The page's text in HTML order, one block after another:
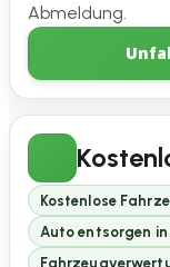
Abmeldung.
Kostenlose
Auto entsorgen